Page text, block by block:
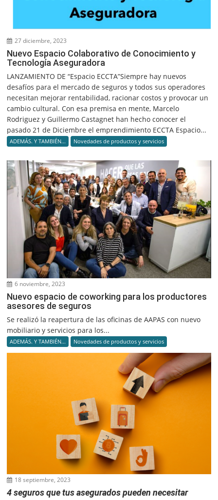
27 diciembre, 2023
Nuevo Espacio Colaborativo de Conocimiento y
Tecnología Aseguradora
LANZAMIENTO DE “Espacio ECCTA”Siempre hay nuevos
desafíos para el mercado de seguros y todos sus operadores
necesitan mejorar rentabilidad, racionar costos y provocar un
cambio cultural. Con esa premisa en mente, Marcelo
Rodriguez y Guillermo Castagnet han hecho conocer el
pasado 21 de Diciembre el emprendimiento ECCTA Espacio...
ADEMÁS. Y TAMBIÉN... Novedades de productos y servicios
6 noviembre, 2023
Nuevo espacio de coworking para los productores
asesores de seguros
Se realizó la reapertura de las oficinas de AAPAS con nuevo
mobiliario y servicios para los...
ADEMÁS. Y TAMBIÉN... Novedades de productos y servicios
18 septiembre, 2023
4 seguros que tus asegurados pueden necesitar